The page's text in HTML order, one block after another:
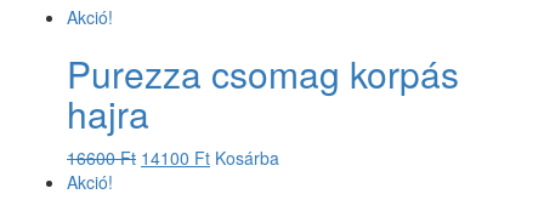
Akció!
Purezza csomag korpás
hajra
16600Ft 14100 Ft Kosárba
Akció!